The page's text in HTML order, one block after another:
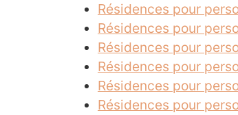
Résidences pour
Résidences pour
Résidences pour
Résidences pour
Résidences pour
Résidences pour